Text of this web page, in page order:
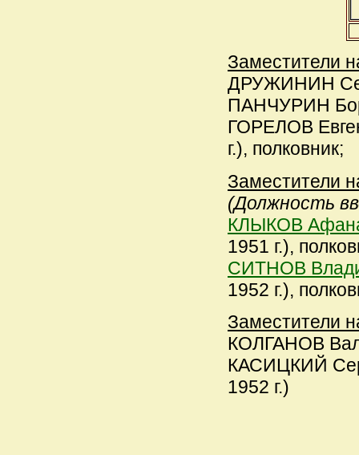
Заместители
ДРУЖИНИН
ПАНЧУРИН
ГОРЕЛОВ
г.), полковник;
Заместители
(Должность
КЛЫКОВ
1951 г.),
СИТНОВ
1952 г.),
Заместители
КОЛГАНОВ
КАСИЦКИЙ
1952 г.)